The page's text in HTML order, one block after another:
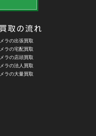
ナ）
い）
ラの出張買取
ラの宅配買取
ラの店頭買取
ラの法人買取
ラの大量買取